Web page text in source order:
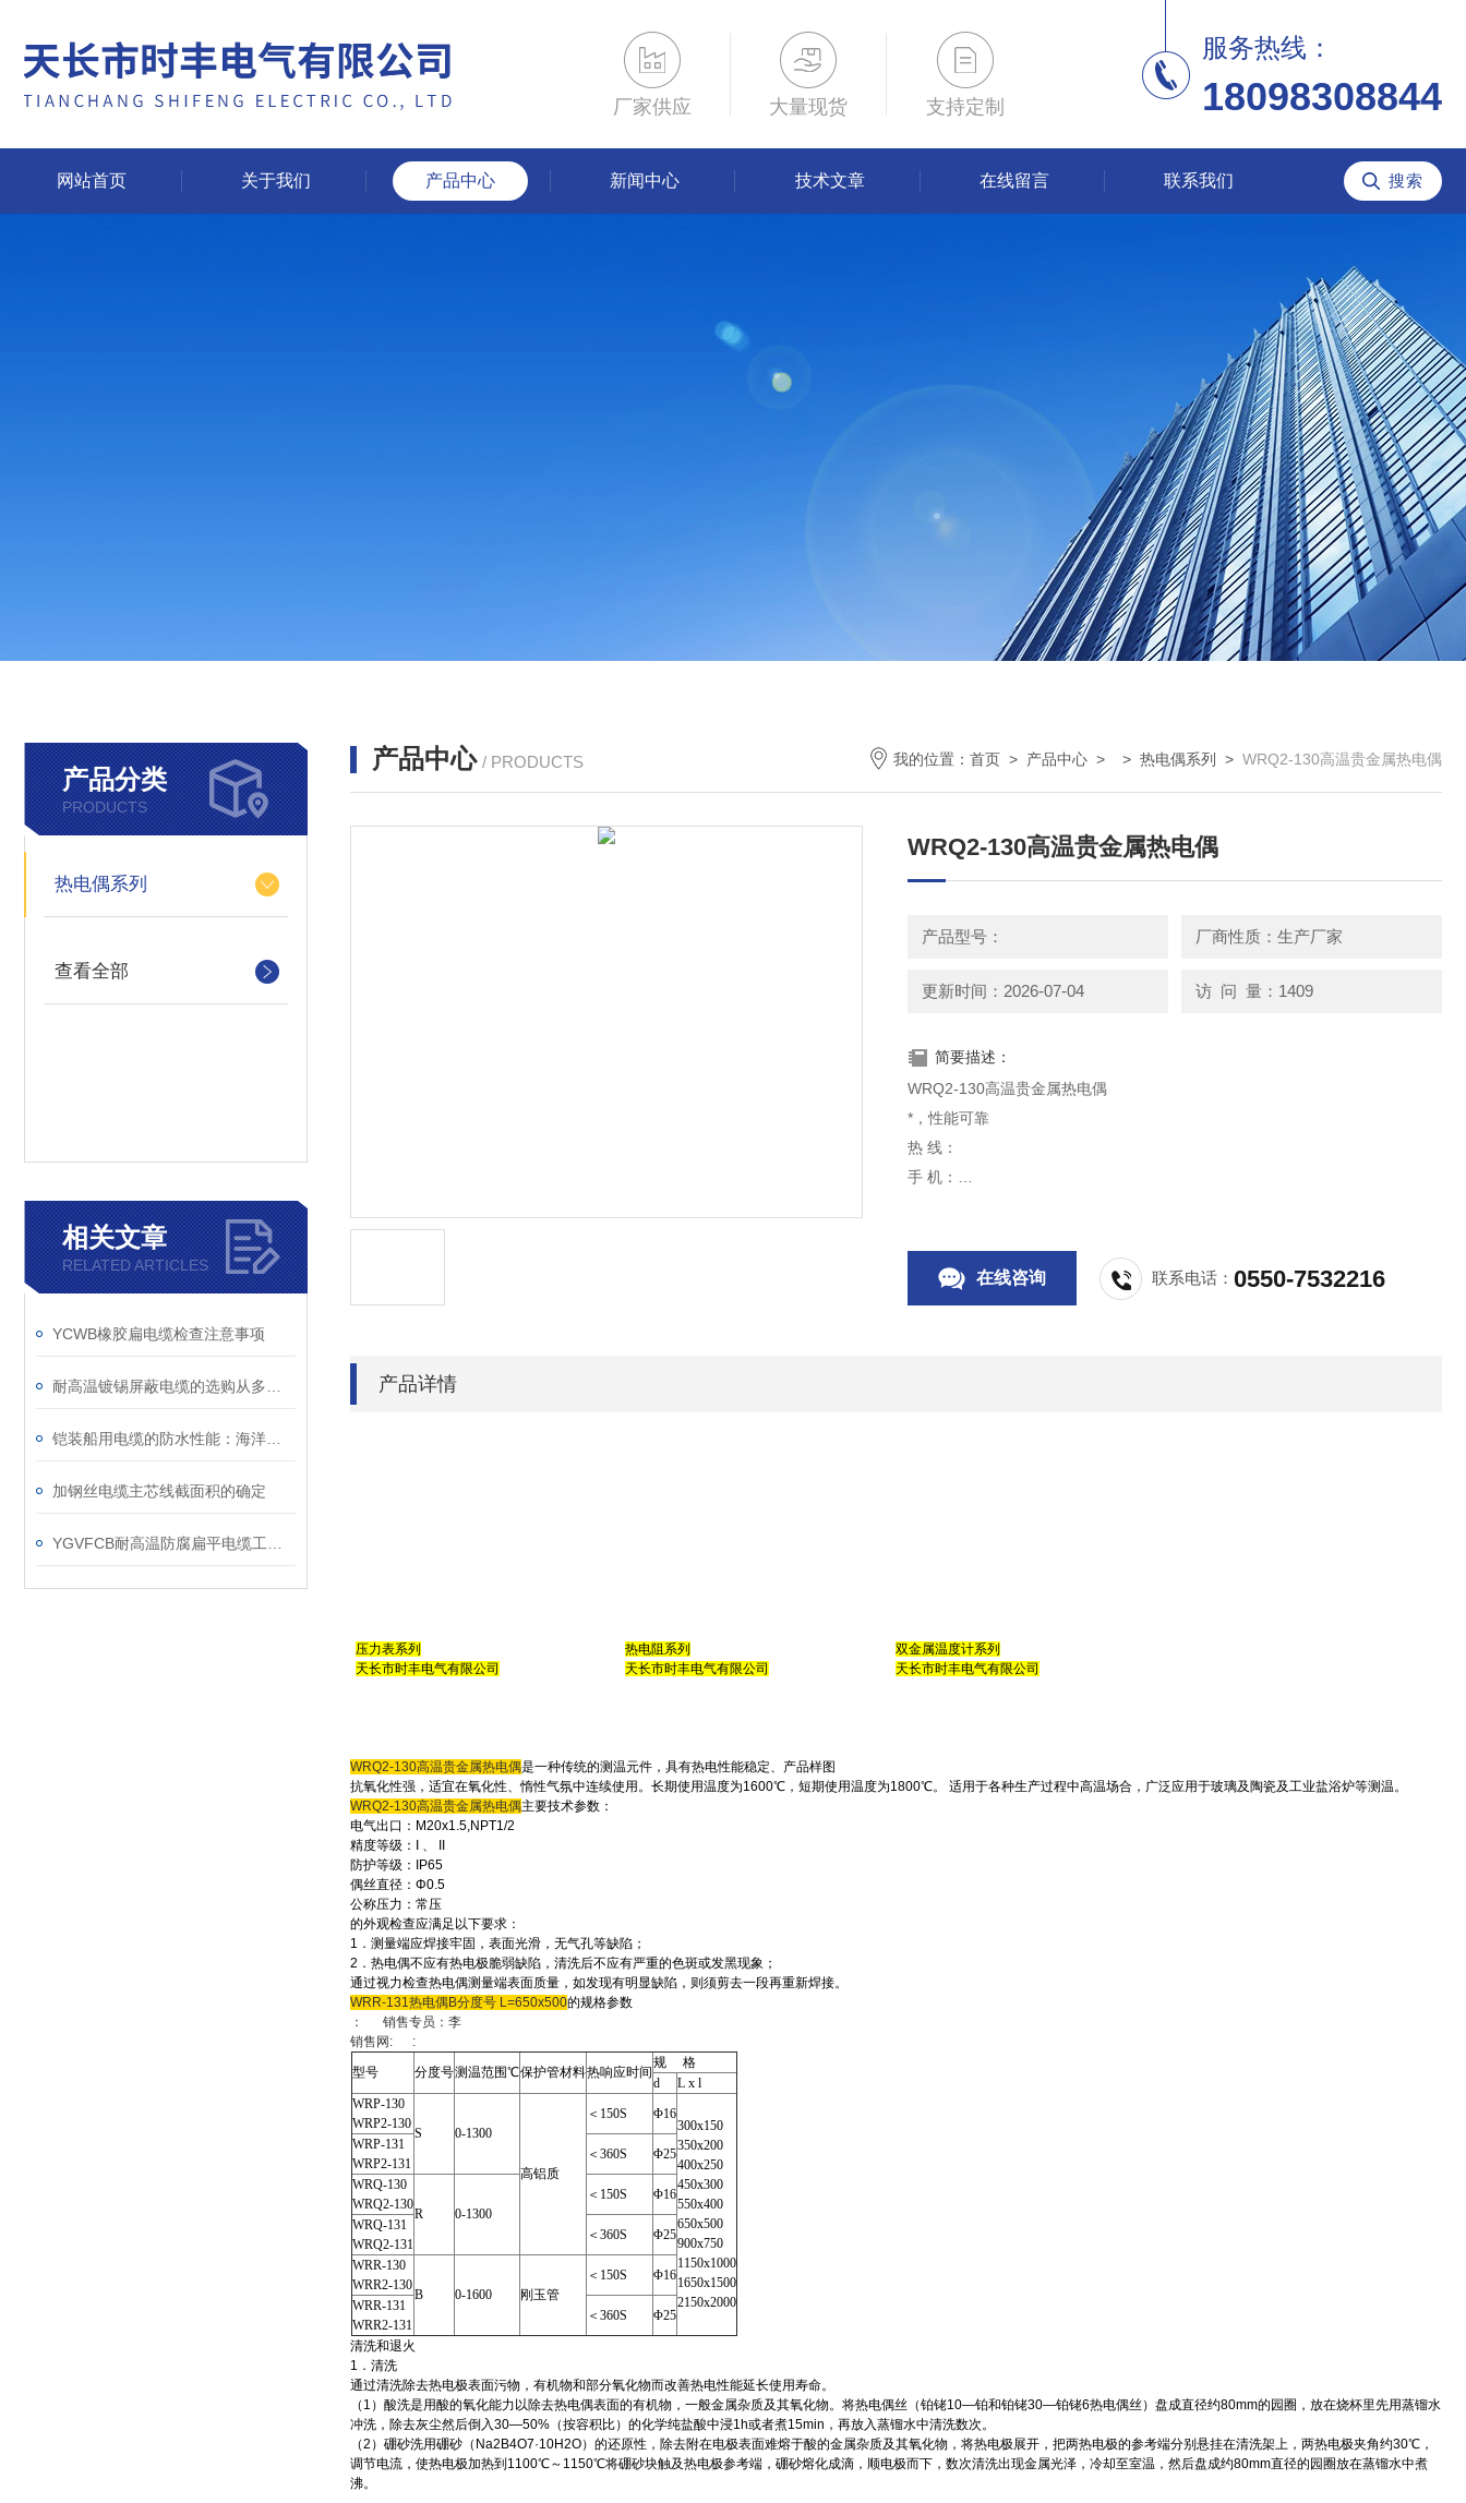
厂家供应 大量现货 支持定制
服务热线：
18098308844
网站首页 关于我们 产品中心 新闻中心 技术文章 在线留言 联系我们
产品分类
PRODUCTS
热电偶系列
查看全部
相关文章
RELATED ARTICLES
YCWB橡胶扁电缆检查注意事项
加钢丝电缆主芯线截面积的确定
产品中心 / PRODUCTS 我的位置： 首页 > 产品中心 > > 热电偶系列 > WRQ2-130高温贵金属热电偶
WRQ2-130高温贵金属热电偶
产品型号： 厂商性质：生产厂家
更新时间：2026-07-04 访 问 量：1409
简要描述：
WRQ2-130高温贵金属热电偶
*，性能可靠
热 线：
手 机：
在线咨询 联系电话：0550-7532216
产品详情
压力表系列
天长市时丰电气有限公司
热电阻系列
天长市时丰电气有限公司
双金属温度计系列
天长市时丰电气有限公司
WRQ2-130高温贵金属热电偶是一种传统的测温元件，具有热电性能稳定、产品样图
抗氧化性强，适宜在氧化性、惰性气氛中连续使用。长期使用温度为1600℃，短期使用温度为1800℃。 适用于各种生产过程中高温场合，广泛应用于玻璃及陶瓷及工业盐浴炉等测温。
WRQ2-130高温贵金属热电偶主要技术参数：
电气出口：M20x1.5,NPT1/2
精度等级：I 、 II
防护等级：IP65
偶丝直径：Φ0.5
公称压力：常压
的外观检查应满足以下要求：
1．测量端应焊接牢固，表面光滑，无气孔等缺陷；
2．热电偶不应有热电极脆弱缺陷，清洗后不应有严重的色斑或发黑现象；
通过视力检查热电偶测量端表面质量，如发现有明显缺陷，则须剪去一段再重新焊接。
WRR-131热电偶B分度号 L=650x500的规格参数
： 销售专员：李
销售网: :
型号
分度号测温范围℃保护管材料热响应时间
规 格
d
L x l
WRP-130
WRP2-130
S 0-1300
高铝质
＜150S Φ16
300x150
350x200
400x250
450x300
550x400
650x500
900x750
1150x1000
1650x1500
2150x2000
WRP-131
WRP2-131
＜360S
Φ25
WRQ-130
WRQ2-130
R 0-1300
＜150S
Φ16
WRQ-131
WRQ2-131
＜360S
Φ25
WRR-130
WRR2-130
B 0-1600 刚玉管
＜150S
Φ16
WRR-131
WRR2-131
＜360S
Φ25
清洗和退火
1．清洗
通过清洗除去热电极表面污物，有机物和部分氧化物而改善热电性能延长使用寿命。
（1）酸洗是用酸的氧化能力以除去热电偶表面的有机物，一般金属杂质及其氧化物。将热电偶丝（铂铑10—铂和铂铑30—铂铑6热电偶丝）盘成直径约80mm的园圈，放在烧杯里先用蒸镏水
冲洗，除去灰尘然后倒入30—50%（按容积比）的化学纯盐酸中浸1h或者煮15min，再放入蒸镏水中清洗数次。
（2）硼砂洗用硼砂（Na2B4O7·10H2O）的还原性，除去附在电极表面难熔于酸的金属杂质及其氧化物，将热电极展开，把两热电极的参考端分别悬挂在清洗架上，两热电极夹角约30℃，
调节电流，使热电极加热到1100℃～1150℃将硼砂块触及热电极参考端，硼砂熔化成滴，顺电极而下，数次清洗出现金属光泽，冷却至室温，然后盘成约80mm直径的园圈放在蒸镏水中煮
沸。